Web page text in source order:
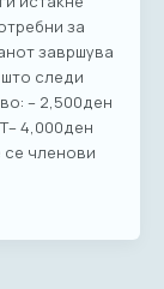
за
завршува
следи
– 2,500ден
4,000ден
се членови